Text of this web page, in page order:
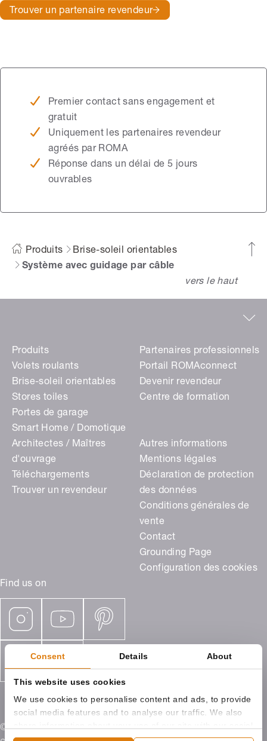
Consent Details About
This website uses cookies
We use cookies to personalise content and ads, to provide
social media features and to analyse our traffic. We also
media, advertising and analytics partners who may
Trouver un partenaire revendeur
Premier contact sans engagement et
gratuit
Uniquement les partenaires revendeur
agréés par ROMA
Réponse dans un délai de 5 jours
ouvrables
Produits
Brise-soleil orientables
Système avec guidage par câble
vers le haut
Find us on
Produits
Volets roulants
Brise-soleil orientables
Stores toiles
Portes de garage
Smart Home / Domotique
Partenaires professionnels
Portail ROMAconnect
Devenir revendeur
Centre de formation
Architectes / Maîtres
d'ouvrage
Téléchargements
Trouver un revendeur
Autres informations
Mentions légales
Déclaration de protection
des données
Conditions générales de
vente
Contact
Grounding Page
Configuration des cookies
© 2026 ROMA France Sarl, 6, rue de l'innovation,